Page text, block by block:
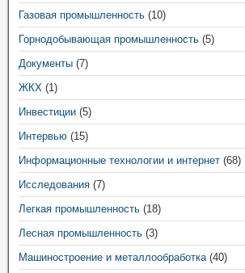
Газовая промышленность (10)
Горнодобывающая промышленность (5)
Документы (7)
ЖКХ (1)
Инвестиции (5)
Интервью (15)
Информационные технологии и интернет (68)
Исследования (7)
Легкая промышленность (18)
Лесная промышленность (3)
Машиностроение и металлообработка(40)